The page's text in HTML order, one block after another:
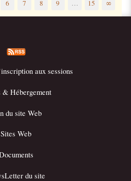
6 7 8 9 … 15 ∞
aux sessions
& Hébergement
du site Web
Sites Web
du site